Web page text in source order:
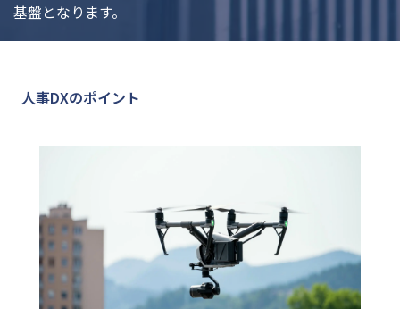
基盤となります。
人事DXのポイント